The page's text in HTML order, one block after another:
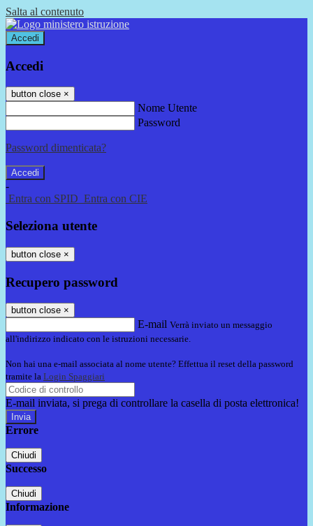
Salta al contenuto
Accedi
Accedi
button close ×
Nome Utente
Password
Password dimenticata?
-
Entra con SPID Entra con CIE
Seleziona utente
button close ×
Recupero password
button close ×
E-mail Verrà inviato un messaggio
all'indirizzo indicato con le istruzioni necessarie.
Non hai una e-mail associata al nome utente? Effettua il reset della password
tramite la Login Spaggiari
E-mail inviata, si prega di controllare la casella di posta elettronica!
Errore
Chiudi
Successo
Chiudi
Informazione